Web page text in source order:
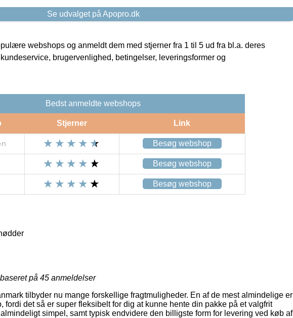
Se udvalget på Apopro.dk
webshops og anmeldt dem med stjerner fra 1 til 5 ud fra bl.a. deres
brugervenlighed, betingelser, leveringsformer og
Bedst anmeldte webshops
Stjerner Link
Besøg webshop
Besøg webshop
Besøg webshop
på 45 anmeldelser
tilbyder nu mange forskellige fragtmuligheder. En af de mest almindelige er
fordi det så er super fleksibelt for dig at kunne hente din pakke på et valgfrit
simpel, samt typisk endvidere den billigste form for levering ved køb af